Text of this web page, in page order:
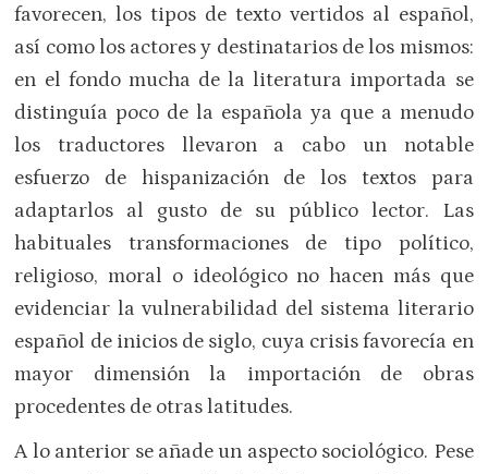
favorecen, los tipos de texto vertidos al español,
así como los actores y destinatarios de los mismos:
en el fondo mucha de la literatura importada se
distinguía poco de la española ya que a menudo
los traductores llevaron a cabo un notable
esfuerzo de hispanización de los textos para
adaptarlos al gusto de su público lector. Las
habituales transformaciones de tipo político,
religioso, moral o ideológico no hacen más que
evidenciar la vulnerabilidad del sistema literario
español de inicios de siglo, cuya crisis favorecía en
mayor dimensión la importación de obras
procedentes de otras latitudes.
A lo anterior se añade un aspecto sociológico. Pese